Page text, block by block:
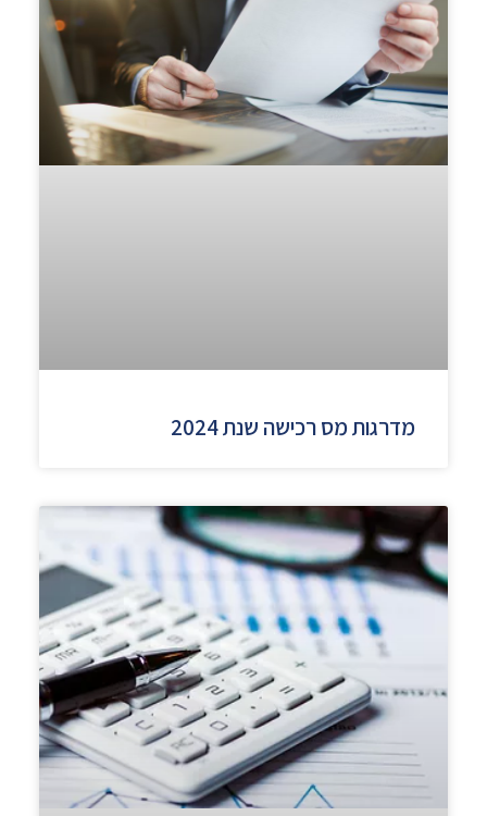
מדרגות מס רכישה שנת 2024